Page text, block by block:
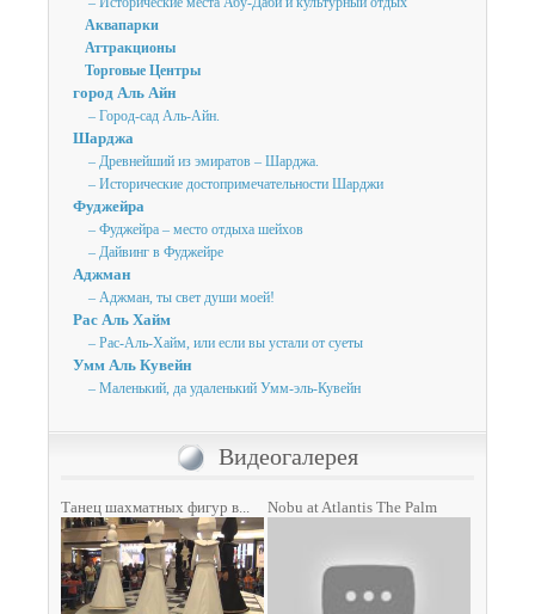
Аквапарки
Аттракционы
Торговые Центры
город Аль Айн
– Город-сад Аль-Айн.
Шарджа
– Древнейший из эмиратов – Шарджа.
– Исторические достопримечательности Шарджи
Фуджейра
– Фуджейра – место отдыха шейхов
– Дайвинг в Фуджейре
Аджман
– Аджман, ты свет души моей!
Рас Аль Хайм
– Рас-Аль-Хайм, или если вы устали от суеты
Умм Аль Кувейн
– Маленький, да удаленький Умм-эль-Кувейн
Видеогалерея
Танец шахматных фигур в... Nobu at Atlantis The Palm